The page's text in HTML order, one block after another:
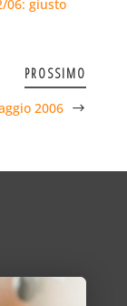
06: giusto
PROSSIMO
2006